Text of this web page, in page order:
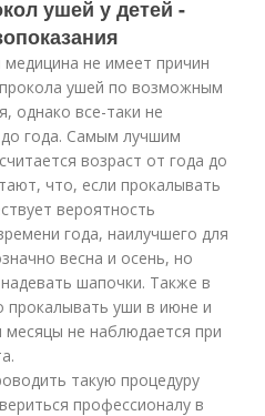
ушей у детей -
не имеет причин
ушей по возможным
однако все-таки не
года. Самым лучшим
возраст от года до
что, если прокалывать
вероятность
года, наилучшего для
весна и осень, но
шапочки. Также в
прокалывать уши в июне и
месяцы не наблюдается при
такую процедуру
профессионалу в